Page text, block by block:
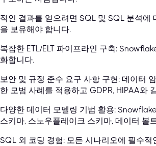
인 결과를 얻으려면 SQL 및 SQL 분석
보유해야 합니다.
복잡한 ETL/ELT 파이프라인 구축:
화합니다.
보안 및 규정 준수 요구 사항 구현: 데이터
한 모범 사례를 적용하고 GDPR, HIPAA와
다양한 데이터 모델링 기법 활용:
스키마, 스노우플레이크 스키마, 데이터 볼
SQL 외 코딩 경험: 모든 시나리오에 필수